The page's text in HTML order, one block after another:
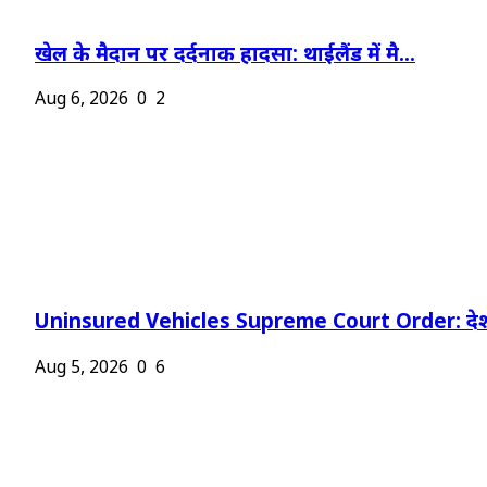
खेल के मैदान पर दर्दनाक हादसा: थाईलैंड में मै...
Aug 6, 2026 0 2
Uninsured Vehicles Supreme Court Order:
Aug 5, 2026 0 6